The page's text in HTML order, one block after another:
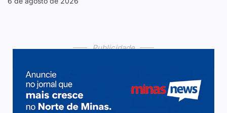
Publicidade